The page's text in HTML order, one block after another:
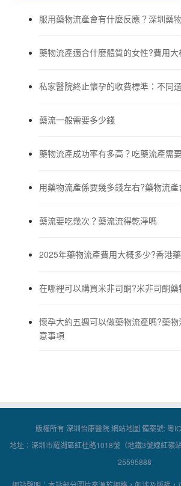
服用藥物流產會有什麼反應？深圳藥
藥物流產適合什麼體質的女性?費用
私家醫院終止懷孕的收費標準：不同
藥流一般需要多少錢
藥物流產成功率有多高？吃藥流產需
用藥物流產係要幾多錢左右?藥物流
藥流要吃幾次？藥流流得乾淨嗎
2025年藥物流產費用大概多少?香港
在哪裡可以購買米非司酮?米非司酮
懷孕大約五週可以做藥物流產嗎?藥
意事項
版權所有 深圳怡康醫院網站地圖 備案號:粵
地址：深圳市羅湖區紅桂路1018號（地鐵3號線紅
25595888